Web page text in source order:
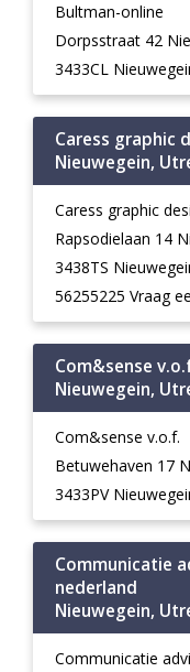
Bultman-online
Dorpsstraat 42
3433CL
Caress graphic
Nieuwegein,
Caress graphic
Rapsodielaan 14
3438TS
56255225 Vraag
Com&sense
Nieuwegein,
Com&sense v.o.f.
Betuwehaven 17
3433PV
Communicatie
nederland
Nieuwegein,
Communicatie